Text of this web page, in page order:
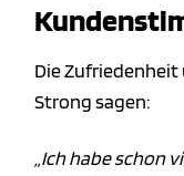
Die Zufriedenheit
Strong sagen:
„Ich habe schon